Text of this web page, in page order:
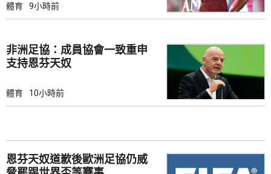
體育 9小時前
非洲足協：成員協會一致重申
支持恩芬天奴
體育 10小時前
恩芬天奴道歉後歐洲足協仍威